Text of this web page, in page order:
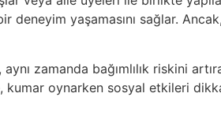
yaşamasını sağlar.
zamanda bağımlılık riskini
kumar oynarken sosyal etkileri